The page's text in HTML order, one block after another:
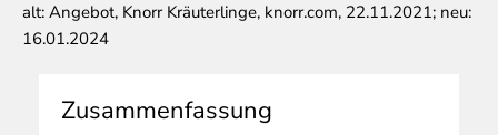
alt: Angebot, Knorr Kräuterlinge, knorr.com, 22.11.2021; neu:
16.01.2024
Zusammenfassung